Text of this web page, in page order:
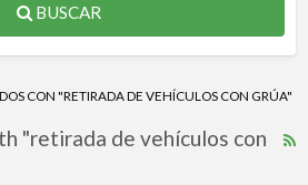
BUSCAR
CON "RETIRADA DE VEHÍCULOS CON GRÚA"
"retirada de vehículos con